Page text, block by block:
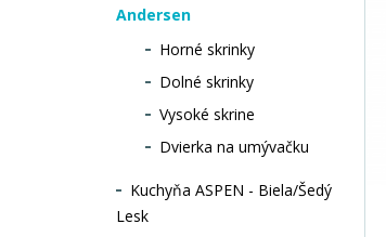
Andersen
Horné skrinky
Dolné skrinky
Vysoké skrine
Dvierka na umývačku
Kuchyňa ASPEN - Biela/Šedý
Lesk